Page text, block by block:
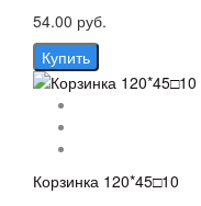
54.00 руб.
Купить
Корзинка 120*45□10